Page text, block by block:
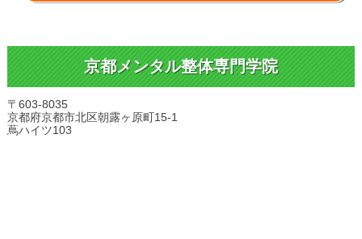
京都メンタル整体専門学院
〒603-8035
京都府京都市北区朝露ヶ原町15-1
蔦ハイツ103